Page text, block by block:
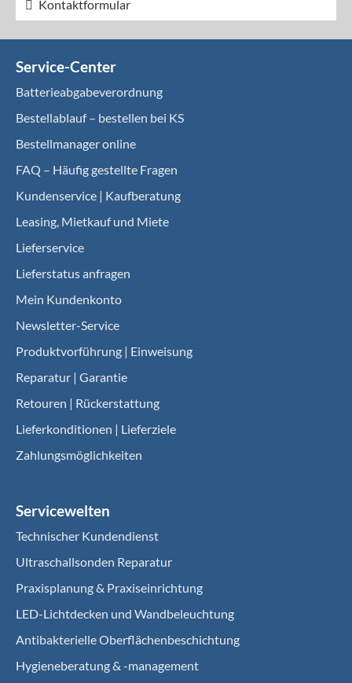
Kontaktformular
Service-Center
Batterieabgabeverordnung
Bestellablauf – bestellen bei KS
Bestellmanager online
FAQ – Häufig gestellte Fragen
Kundenservice | Kaufberatung
Leasing, Mietkauf und Miete
Lieferservice
Lieferstatus anfragen
Mein Kundenkonto
Newsletter-Service
Produktvorführung | Einweisung
Reparatur | Garantie
Retouren | Rückerstattung
Lieferkonditionen | Lieferziele
Zahlungsmöglichkeiten
Servicewelten
Technischer Kundendienst
Ultraschallsonden Reparatur
Praxisplanung & Praxiseinrichtung
LED-Lichtdecken und Wandbeleuchtung
Antibakterielle Oberflächenbeschichtung
Hygieneberatung & -management